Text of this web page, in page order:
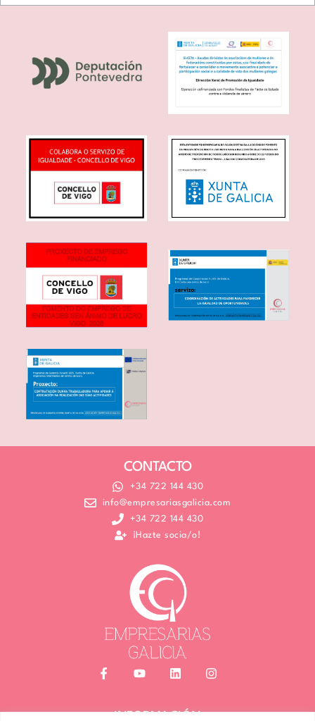
CONTACTO
+34 722 144 430
info@empresariasgalicia.com
+34 722 144 430
¡Hazte socia/o!